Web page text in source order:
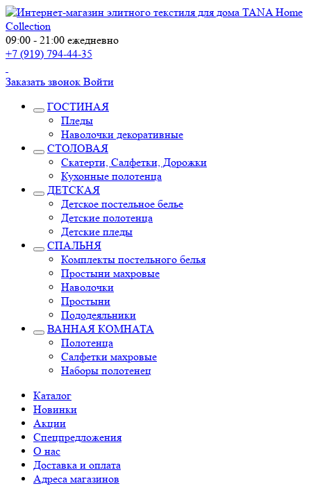
09:00 - 21:00 ежедневно
+7 (919) 794-44-35
Заказать звонок Войти
ГОСТИНАЯ
Пледы
Наволочки декоративные
СТОЛОВАЯ
Скатерти, Салфетки, Дорожки
Кухонные полотенца
ДЕТСКАЯ
Детское постельное белье
Детские полотенца
Детские пледы
СПАЛЬНЯ
Комплекты постельного белья
Простыни махровые
Наволочки
Простыни
Пододеяльники
ВАННАЯ КОМНАТА
Полотенца
Салфетки махровые
Наборы полотенец
Каталог
Новинки
Акции
Спецпредложения
О нас
Доставка и оплата
Адреса магазинов